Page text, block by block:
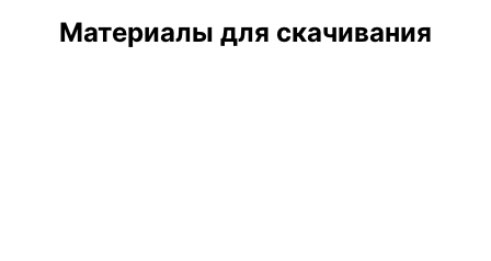
Материалы для скачивания